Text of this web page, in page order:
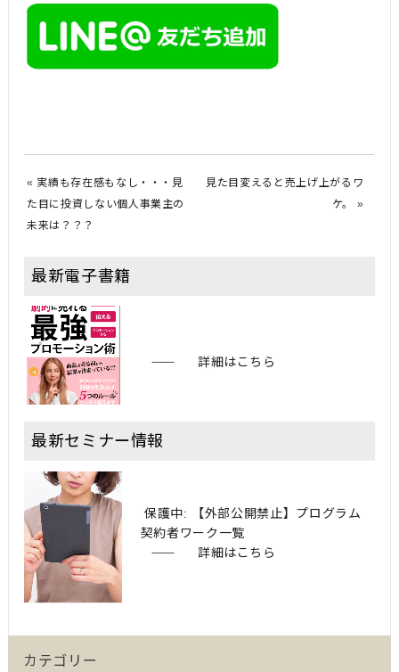
« 実績も存在感もなし・・・見
た目に投資しない個人事業主の
未来は？？？
見た目変えると売上げ上がるワ
ケ。
»
最新電子書籍
詳細はこちら
最新セミナー情報
保護中: 【外部公開禁止】プログラム
契約者ワーク一覧
詳細はこちら
カテゴリー